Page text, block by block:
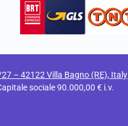
– 42122 Villa Bagno (RE), Italy
sociale 90.000,00 € i.v.